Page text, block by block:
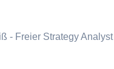
- Freier Strategy